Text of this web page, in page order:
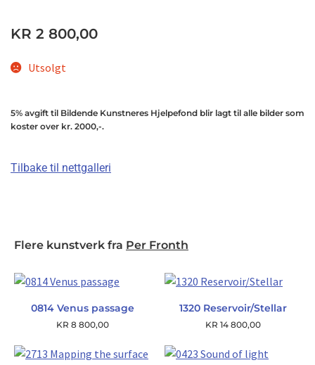
KR 2 800,00
Utsolgt
5% avgift til Bildende Kunstneres Hjelpefond blir lagt til alle bilder som
koster over kr. 2000,-.
Tilbake til nettgalleri
Flere kunstverk fra Per Fronth
0814 Venus passage
KR 8 800,00
1320 Reservoir/Stellar
KR 14 800,00